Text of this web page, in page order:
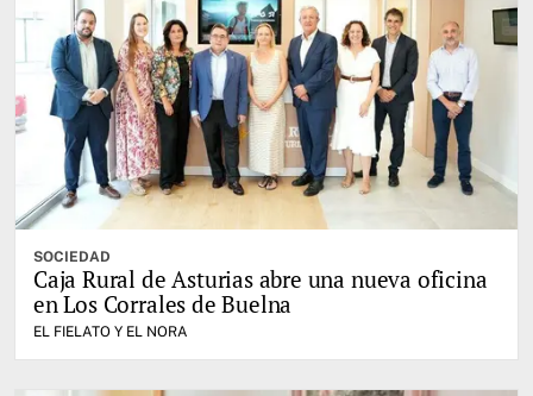
SOCIEDAD
Caja Rural de Asturias abre una nueva oficina
en Los Corrales de Buelna
EL FIELATO Y EL NORA